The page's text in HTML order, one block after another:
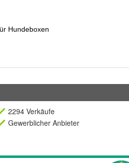
2294 Verkäufe
Gewerblicher Anbieter